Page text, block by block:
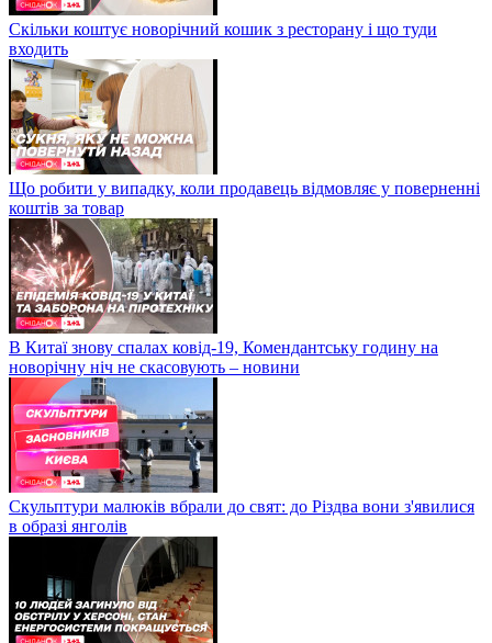
Скільки коштує новорічний кошик з ресторану і що туди
входить
Що робити у випадку, коли продавець відмовляє у поверненні
коштів за товар
В Китаї знову спалах ковід-19, Комендантську годину на
новорічну ніч не скасовують – новини
Скульптури малюків вбрали до свят: до Різдва вони з'явилися
в образі янголів